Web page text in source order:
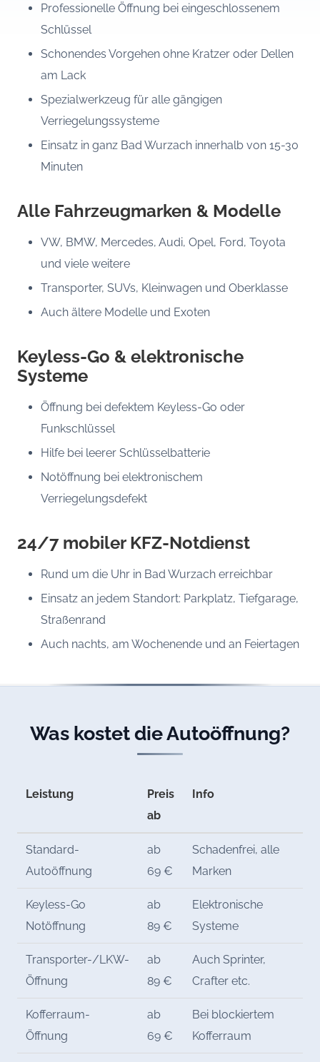
Professionelle Öffnung bei eingeschlossenem
Schlüssel
Schonendes Vorgehen ohne Kratzer oder Dellen
am Lack
Spezialwerkzeug für alle gängigen
Verriegelungssysteme
Einsatz in ganz Bad Wurzach innerhalb von 15-30
Minuten
Alle Fahrzeugmarken & Modelle
VW, BMW, Mercedes, Audi, Opel, Ford, Toyota
und viele weitere
Transporter, SUVs, Kleinwagen und Oberklasse
Auch ältere Modelle und Exoten
Keyless-Go & elektronische
Systeme
Öffnung bei defektem Keyless-Go oder
Funkschlüssel
Hilfe bei leerer Schlüsselbatterie
Notöffnung bei elektronischem
Verriegelungsdefekt
24/7 mobiler KFZ-Notdienst
Rund um die Uhr in Bad Wurzach erreichbar
Einsatz an jedem Standort: Parkplatz, Tiefgarage,
Straßenrand
Auch nachts, am Wochenende und an Feiertagen
Was kostet die Autoöffnung?
Leistung
Preis
ab
Info
Standard-
Autoöffnung
ab
69 €
Schadenfrei, alle
Marken
Keyless-Go
Notöffnung
ab
89 €
Elektronische
Systeme
Transporter-/LKW-
Öffnung
ab
89 €
Auch Sprinter,
Crafter etc.
Kofferraum-
Öffnung
ab
69 €
Bei blockiertem
Kofferraum